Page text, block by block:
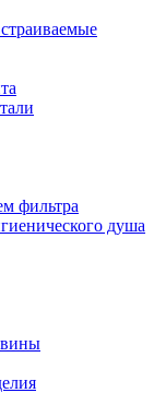
фильтра
душа